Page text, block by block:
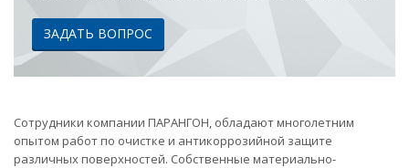
ЗАДАТЬ ВОПРОС
Сотрудники компании ПАРАНГОН, обладают многолетним
опытом работ по очистке и антикоррозийной защите
различных поверхностей. Собственные материально-